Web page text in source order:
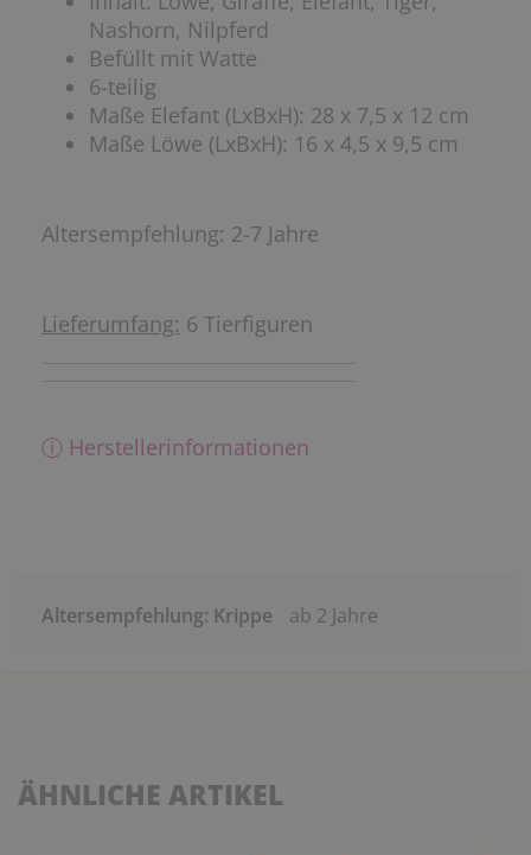
Nashorn, Nilpferd
Befüllt mit Watte
6-teilig
Maße Elefant (LxBxH): 28 x 7,5 x 12 cm
Maße Löwe (LxBxH): 16 x 4,5 x 9,5 cm
Altersempfehlung: 2-7 Jahre
Lieferumfang: 6 Tierfiguren
ⓘ Herstellerinformationen
Altersempfehlung: Krippe ab 2 Jahre
ÄHNLICHE ARTIKEL